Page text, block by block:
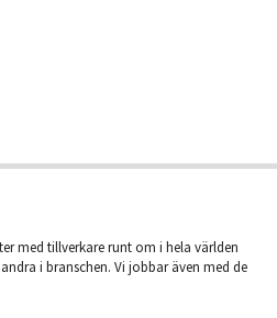
med tillverkare runt om i hela världen
i branschen. Vi jobbar även med de